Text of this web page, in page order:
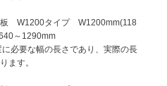
板 W1200タイプ W1200mm(118
～1290mm
必要な幅の長さであり、実際の長
ます。